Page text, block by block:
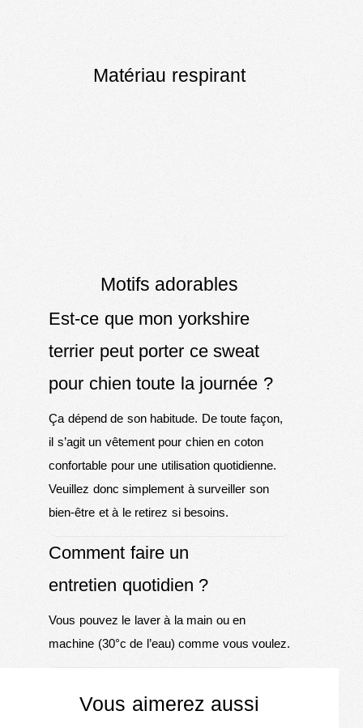
Matériau respirant
Motifs adorables
Est-ce que mon yorkshire
terrier peut porter ce sweat
pour chien toute la journée ?
Ça dépend de son habitude. De toute façon,
il s’agit un vêtement pour chien en coton
confortable pour une utilisation quotidienne.
Veuillez donc simplement à surveiller son
bien-être et à le retirez si besoins.
Comment faire un
entretien quotidien ?
Vous pouvez le laver à la main ou en
machine (30°c de l’eau) comme vous voulez.
Vous aimerez aussi